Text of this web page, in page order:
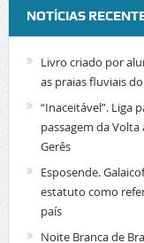
NOTÍCIAS
Livro criado por
as praias fluviais
“Inaceitável”. Liga
passagem da
Gerês
Esposende.
estatuto como
país
Noite Branca de